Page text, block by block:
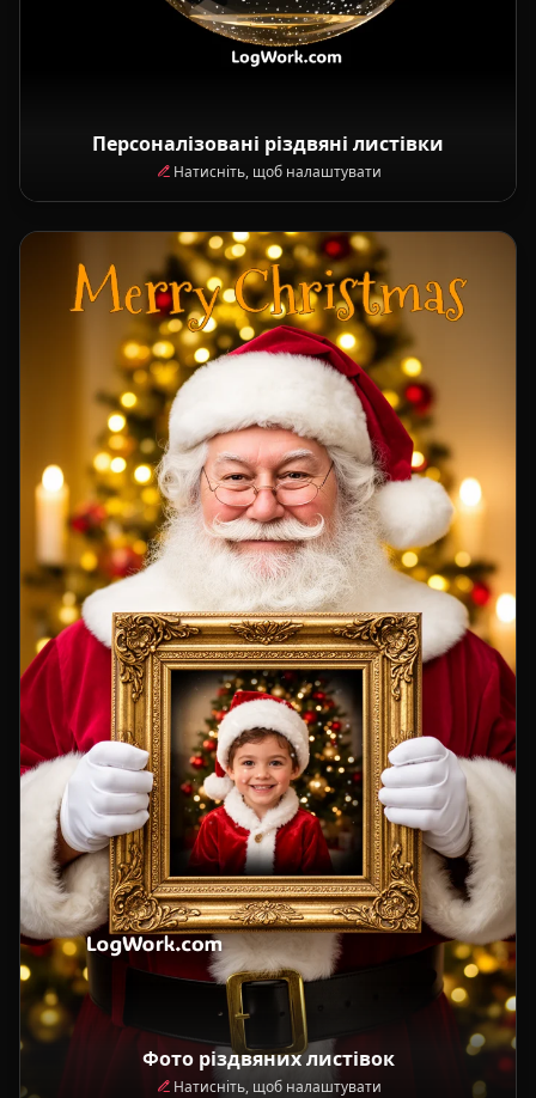
Персоналізовані різдвяні листівки
Натисніть, щоб налаштувати
Фото різдвяних листівок
Натисніть, щоб налаштувати